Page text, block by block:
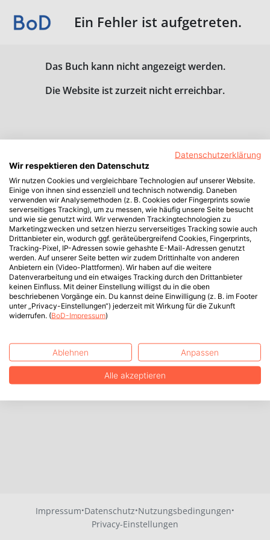
Ein Fehler ist aufgetreten.
Das Buch kann nicht angezeigt werden.
Die Website ist zurzeit nicht erreichbar.
Impressum·Datenschutz·Nutzungsbedingungen·
Privacy-Einstellungen
Datenschutzerklärung
Wir respektieren den Datenschutz
Wir nutzen Cookies und vergleichbare Technologien auf unserer Website.
Einige von ihnen sind essenziell und technisch notwendig. Daneben
verwenden wir Analysemethoden (z. B. Cookies oder Fingerprints sowie
serverseitiges Tracking), um zu messen, wie häufig unsere Seite besucht
und wie sie genutzt wird. Wir verwenden Trackingtechnologien zu
Marketingzwecken und setzen hierzu serverseitiges Tracking sowie auch
Drittanbieter ein, wodurch ggf. geräteübergreifend Cookies, Fingerprints,
Tracking-Pixel, IP-Adressen sowie gehashte E-Mail-Adressen genutzt
werden. Auf unserer Seite betten wir zudem Drittinhalte von anderen
Anbietern ein (Video-Plattformen). Wir haben auf die weitere
Datenverarbeitung und ein etwaiges Tracking durch den Drittanbieter
keinen Einfluss. Mit deiner Einstellung willigst du in die oben
beschriebenen Vorgänge ein. Du kannst deine Einwilligung (z. B. im Footer
unter „Privacy-Einstellungen“) jederzeit mit Wirkung für die Zukunft
widerrufen. (BoD-Impressum)
Ablehnen Anpassen
Alle akzeptieren